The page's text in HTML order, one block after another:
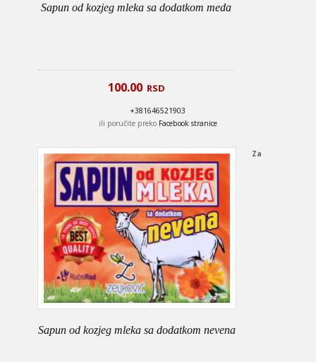
Sapun od kozjeg mleka sa dodatkom meda
100.00 RSD
+381646521903
ili poručite preko Facebook stranice
Sapun od kozjeg mleka sa dodatkom nevena
Za